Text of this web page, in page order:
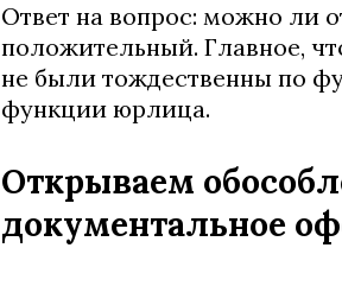
Ответ на вопрос: можно ли
положительный. Главное,
не были тождественны по
функции юрлица.
Открываем
документальное